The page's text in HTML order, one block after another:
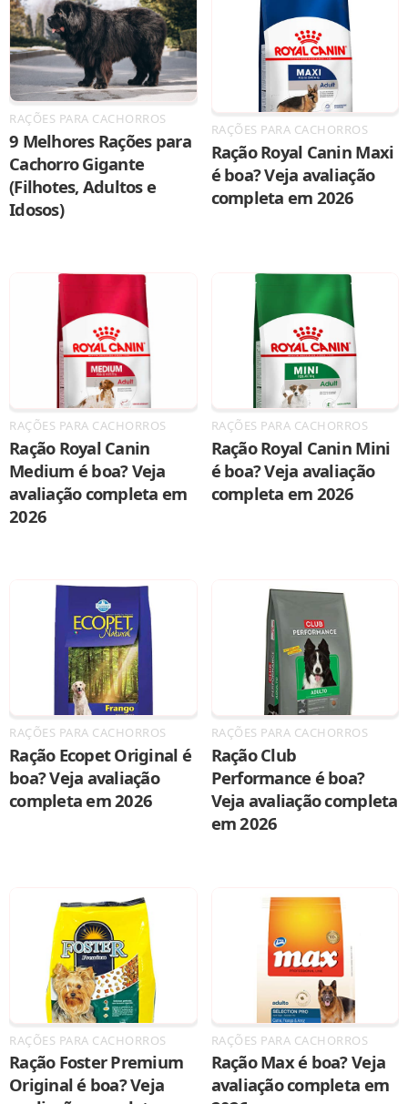
RAÇÕES PARA CACHORROS
9 Melhores Rações para
Cachorro Gigante
(Filhotes, Adultos e
Idosos)
RAÇÕES PARA CACHORROS
Ração Royal Canin Maxi
é boa? Veja avaliação
completa em 2026
RAÇÕES PARA CACHORROS
Ração Royal Canin
Medium é boa? Veja
avaliação completa em
2026
RAÇÕES PARA CACHORROS
Ração Royal Canin Mini
é boa? Veja avaliação
completa em 2026
RAÇÕES PARA CACHORROS
Ração Ecopet Original é
boa? Veja avaliação
completa em 2026
RAÇÕES PARA CACHORROS
Ração Club
Performance é boa?
Veja avaliação completa
em 2026
RAÇÕES PARA CACHORROS
Ração Foster Premium
Original é boa? Veja
RAÇÕES PARA CACHORROS
Ração Max é boa? Veja
avaliação completa em